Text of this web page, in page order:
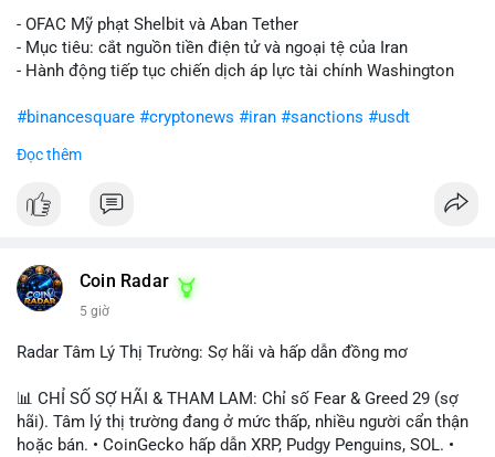
- OFAC Mỹ phạt Shelbit và Aban Tether
- Mục tiêu: cắt nguồn tiền điện tử và ngoại tệ của Iran
- Hành động tiếp tục chiến dịch áp lực tài chính Washington
#binancesquare #cryptonews #iran #sanctions #usdt
$usdt
#vlikevn #titanbot
Đọc thêm
Coin Radar
5 giờ
Radar Tâm Lý Thị Trường: Sợ hãi và hấp dẫn đồng mơ
📊 CHỈ SỐ SỢ HÃI & THAM LAM: Chỉ số Fear & Greed 29 (sợ
hãi). Tâm lý thị trường đang ở mức thấp, nhiều người cẩn thận
hoặc bán. • CoinGecko hấp dẫn XRP, Pudgy Penguins, SOL. •